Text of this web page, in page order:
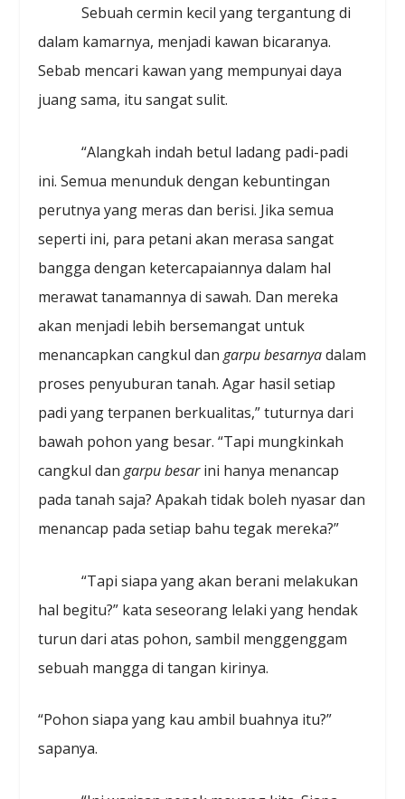
Sebuah cermin kecil yang tergantung di
dalam kamarnya, menjadi kawan bicaranya.
Sebab mencari kawan yang mempunyai daya
juang sama, itu sangat sulit.
“Alangkah indah betul ladang padi-padi
ini. Semua menunduk dengan kebuntingan
perutnya yang meras dan berisi. Jika semua
seperti ini, para petani akan merasa sangat
bangga dengan ketercapaiannya dalam hal
merawat tanamannya di sawah. Dan mereka
akan menjadi lebih bersemangat untuk
menancapkan cangkul dangarpu besarnyadalam
proses penyuburan tanah. Agar hasil setiap
padi yang terpanen berkualitas,” tuturnya dari
bawah pohon yang besar. “Tapi mungkinkah
cangkul dangarpu besarini hanya menancap
pada tanah saja? Apakah tidak boleh nyasar dan
menancap pada setiap bahu tegak mereka?”
“Tapi siapa yang akan berani melakukan
hal begitu?” kata seseorang lelaki yang hendak
turun dari atas pohon, sambil menggenggam
sebuah mangga di tangan kirinya.
“Pohon siapa yang kau ambil buahnya itu?”
sapanya.